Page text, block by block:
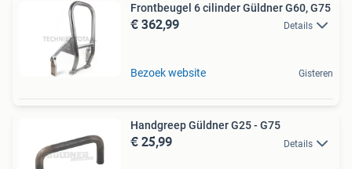
Frontbeugel 6 cilinder Güldner G60, G75
€ 362,99 Details
Bezoek website Gisteren
Handgreep Güldner G25 - G75
€ 25,99 Details